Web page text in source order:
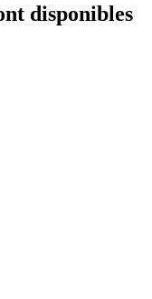
disponibles